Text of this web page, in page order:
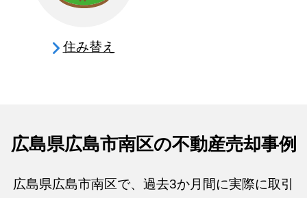
住み替え
広島県広島市南区の不動産売却事例
広島県広島市南区で、過去3か月間に実際に取引